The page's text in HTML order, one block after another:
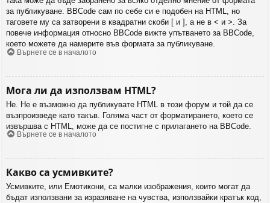
за публикуване. BBCode сам по себе си е подобен на HTML, но
таговете му са затворени в квадратни скоби [ и ], а не в < и >. За
повече информация относно BBCode вижте упътването за BBCode,
което можете да намерите във формата за публикуване.
Върнете се в началото
Мога ли да използвам HTML?
Не. Не е възможно да публикувате HTML в този форум и той да се
възпроизведе като такъв. Голяма част от форматирането, което се
извършва с HTML, може да се постигне с прилагането на BBCode.
Върнете се в началото
Какво са усмивките?
Усмивките, или Емотикони, са малки изображения, които могат да
бъдат използвани за изразяване на чувства, използвайки кратък код,